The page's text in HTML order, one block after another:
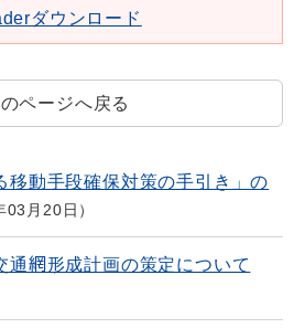
ダウンロード
ページへ戻る
移動手段確保対策の手引き」の
03月20日
通網形成計画の策定について